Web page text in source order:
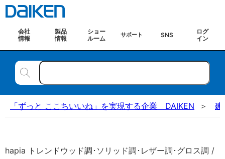
会社
情報
製品
情報
ショー
ルーム
サポート SNS
ログ
イン
「ずっと ここちいいね」を実現する企業 DAIKEN 建
hapia トレンドウッド調･ソリッド調･レザー調･グロス調 /